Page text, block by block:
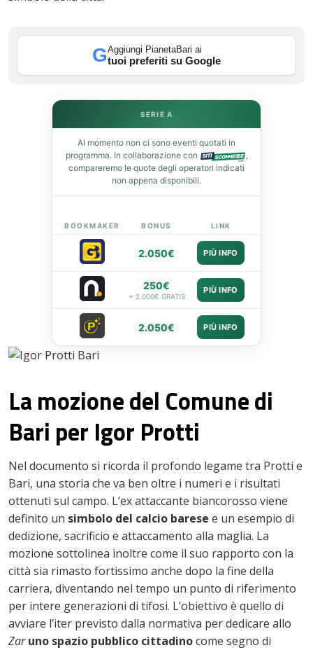
GAggiungi PianetaBari ai
tuoi preferiti su Google
SERIE A
Al momento non ci sono eventi quotati in
programma. In collaborazione con
,
compareremo le quote degli operatori indicati
non appena disponibili.
BOOKMAKER BONUS LINK
2.050€ PIÙ INFO
250€
+ 2.000€ GRATIS
PIÙ INFO
2.050€ PIÙ INFO
La mozione del Comune di
Bari per Igor Protti
Nel documento si ricorda il profondo legame tra Protti e
Bari, una storia che va ben oltre i numeri e i risultati
ottenuti sul campo. L’ex attaccante biancorosso viene
definito un simbolo del calcio barese e un esempio di
dedizione, sacrificio e attaccamento alla maglia. La
mozione sottolinea inoltre come il suo rapporto con la
città sia rimasto fortissimo anche dopo la fine della
carriera, diventando nel tempo un punto di riferimento
per intere generazioni di tifosi. L’obiettivo è quello di
avviare l’iter previsto dalla normativa per dedicare allo
Zar uno spazio pubblico cittadinocome segno di